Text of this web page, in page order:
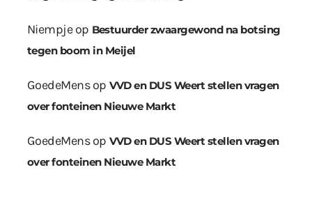
Niempjeop Bestuurder zwaargewond na botsing
tegen boom in Meijel
GoedeMensop VVD en DUS Weert stellen vragen
over fonteinen Nieuwe Markt
GoedeMensop VVD en DUS Weert stellen vragen
over fonteinen Nieuwe Markt